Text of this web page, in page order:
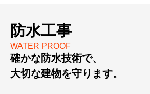
防水工事
WATER PROOF
確かな防水技術で、
大切な建物を守ります。